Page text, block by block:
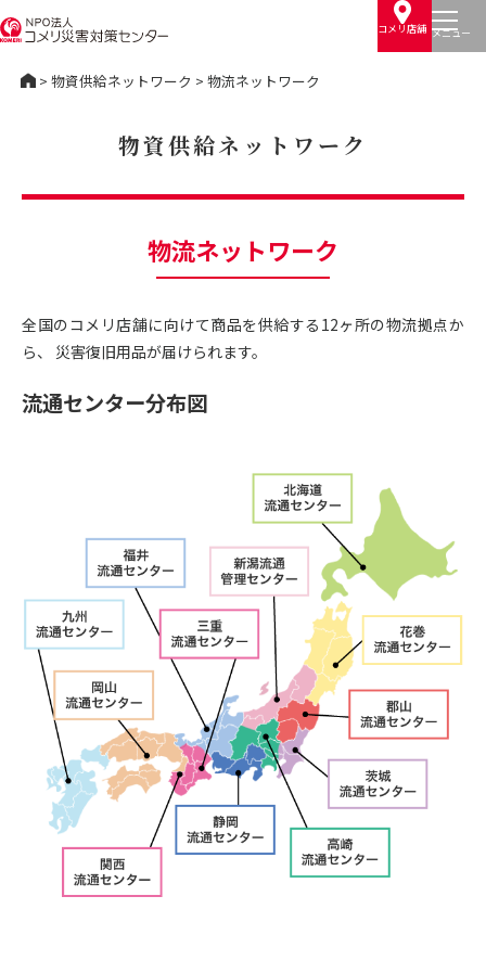
コメリ店舗
>物資供給ネットワーク > 物流ネットワーク
物資供給ネットワーク
物流ネットワーク
全国のコメリ店舗に向けて商品を供給する12ヶ所の物流拠点か
ら、 災害復旧用品が届けられます。
流通センター分布図